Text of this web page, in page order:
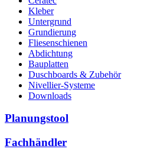
Kleber
Untergrund
Grundierung
Fliesenschienen
Abdichtung
Bauplatten
Duschboards & Zubehör
Nivellier-Systeme
Downloads
Planungstool
Fachhändler